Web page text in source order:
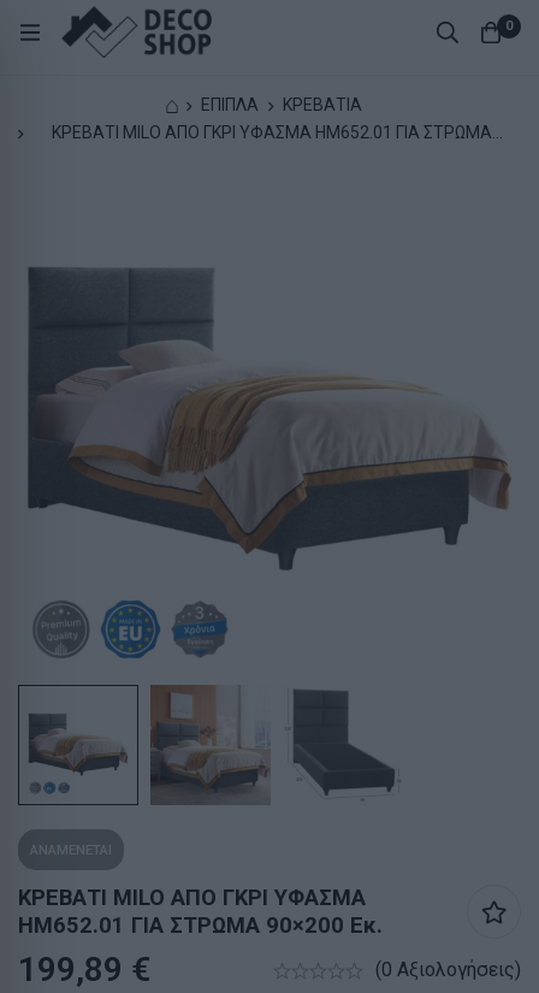
0
⌂ ΕΠΙΠΛΑ
ΚΡΕΒΑΤΙΑ
ΚΡΕΒΑΤΙ MILO ΑΠΟ ΓΚΡΙ ΥΦΑΣΜΑ HM652.01 ΓΙΑ ΣΤΡΩΜΑ
ΑΝΑΜΕΝΕΤΑΙ
ΚΡΕΒΑΤΙ MILO ΑΠΟ ΓΚΡΙ ΥΦΑΣΜΑ
HM652.01 ΓΙΑ ΣΤΡΩΜΑ 90×200 Εκ.
199,89 € (0 Αξιολογήσεις)